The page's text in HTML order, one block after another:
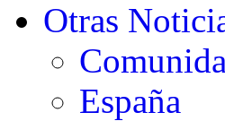
Otras
España